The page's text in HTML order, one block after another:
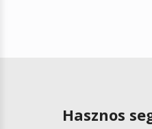
Hasznos